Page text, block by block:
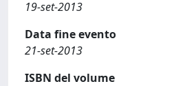
19-set-2013
Data fine evento
21-set-2013
ISBN del volume